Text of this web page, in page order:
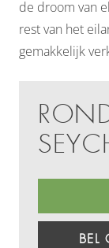
de droom van
rest van het
gemakkelijk